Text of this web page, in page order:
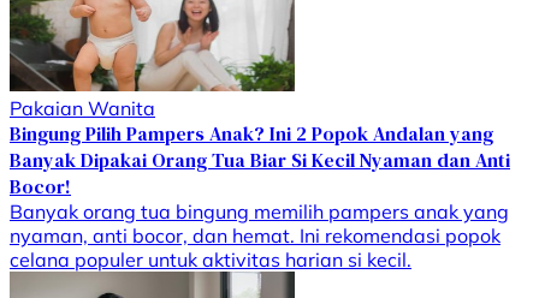
Pakaian Wanita
Bingung Pilih Pampers Anak? Ini 2 Popok Andalan yang
Banyak Dipakai Orang Tua Biar Si Kecil Nyaman dan Anti
Bocor!
Banyak orang tua bingung memilih pampers anak yang
nyaman, anti bocor, dan hemat. Ini rekomendasi popok
celana populer untuk aktivitas harian si kecil.